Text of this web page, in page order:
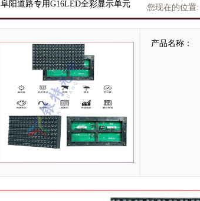
阜阳道路专用G16LED全彩显示单元 您现在的位置:
产品名称：